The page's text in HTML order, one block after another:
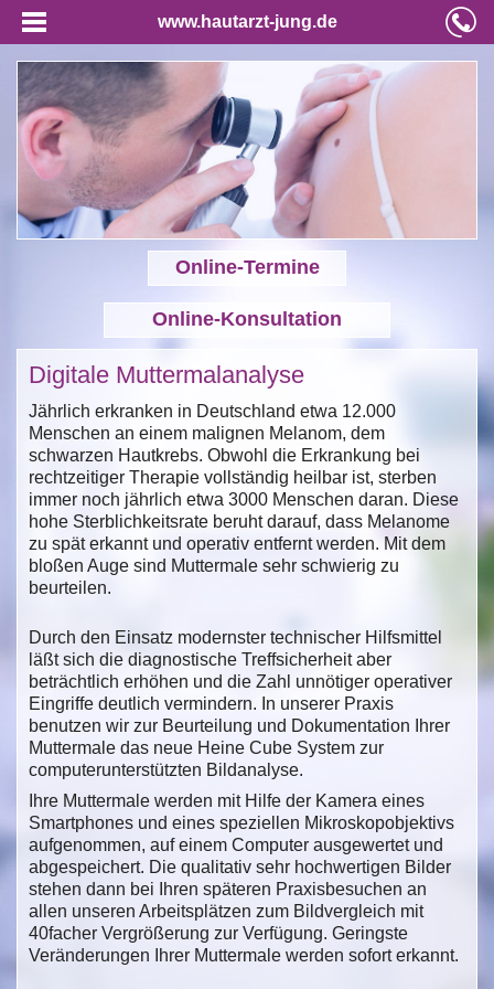
www.hautarzt-jung.de
Online-Termine
Online-Konsultation
Digitale Muttermalanalyse
Jährlich erkranken in Deutschland etwa 12.000
Menschen an einem malignen Melanom, dem
schwarzen Hautkrebs. Obwohl die Erkrankung bei
rechtzeitiger Therapie vollständig heilbar ist, sterben
immer noch jährlich etwa 3000 Menschen daran. Diese
hohe Sterblichkeitsrate beruht darauf, dass Melanome
zu spät erkannt und operativ entfernt werden. Mit dem
bloßen Auge sind Muttermale sehr schwierig zu
beurteilen.
Durch den Einsatz modernster technischer Hilfsmittel
läßt sich die diagnostische Treffsicherheit aber
beträchtlich erhöhen und die Zahl unnötiger operativer
Eingriffe deutlich vermindern. In unserer Praxis
benutzen wir zur Beurteilung und Dokumentation Ihrer
Muttermale das neue Heine Cube System zur
computerunterstützten Bildanalyse.
Ihre Muttermale werden mit Hilfe der Kamera eines
Smartphones und eines speziellen Mikroskopobjektivs
aufgenommen, auf einem Computer ausgewertet und
abgespeichert. Die qualitativ sehr hochwertigen Bilder
stehen dann bei Ihren späteren Praxisbesuchen an
allen unseren Arbeitsplätzen zum Bildvergleich mit
40facher Vergrößerung zur Verfügung. Geringste
Veränderungen Ihrer Muttermale werden sofort erkannt.